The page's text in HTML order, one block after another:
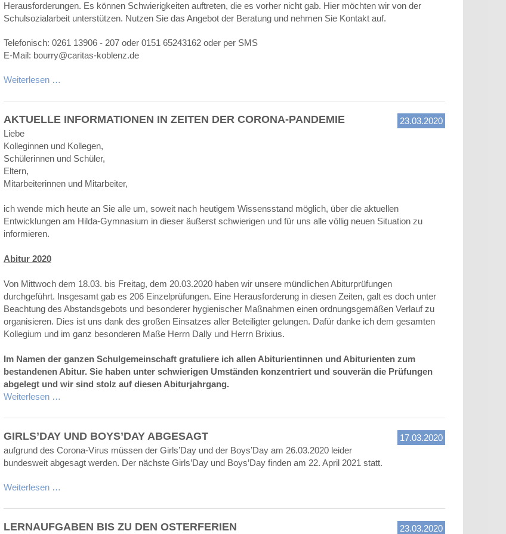
Herausforderungen. Es können Schwierigkeiten auftreten, die es vorher nicht gab. Hier möchten wir von der
Schulsozialarbeit unterstützen. Nutzen Sie das Angebot der Beratung und nehmen Sie Kontakt auf.
Telefonisch: 0261 13906 - 207 oder 0151 65243162 oder per SMS
E-Mail: bourry@caritas-koblenz.de
Weiterlesen …
23.03.2020
AKTUELLE INFORMATIONEN IN ZEITEN DER CORONA-PANDEMIE
Liebe
Kolleginnen und Kollegen,
Schülerinnen und Schüler,
Eltern,
Mitarbeiterinnen und Mitarbeiter,
ich wende mich heute an Sie alle um, soweit nach heutigem Wissensstand möglich, über die aktuellen
Entwicklungen am Hilda-Gymnasium in dieser äußerst schwierigen und für uns alle völlig neuen Situation zu
informieren.
Abitur 2020
Von Mittwoch dem 18.03. bis Freitag, dem 20.03.2020 haben wir unsere mündlichen Abiturprüfungen
durchgeführt. Insgesamt gab es 206 Einzelprüfungen. Eine Herausforderung in diesen Zeiten, galt es doch unter
Beachtung des Abstandsgebots und besonderer hygienischer Maßnahmen einen ordnungsgemäßen Verlauf zu
organisieren. Dies ist uns dank des großen Einsatzes aller Beteiligter gelungen. Dafür danke ich dem gesamten
Kollegium und im ganz besonderen Maße Herrn Dally und Herrn Brixius.
Im Namen der ganzen Schulgemeinschaft gratuliere ich allen Abiturientinnen und Abiturienten zum
bestandenen Abitur. Sie haben unter schwierigen Umständen konzentriert und souverän die Prüfungen
abgelegt und wir sind stolz auf diesen Abiturjahrgang.
Weiterlesen …
17.03.2020
GIRLS’DAY UND BOYS’DAY ABGESAGT
aufgrund des Corona-Virus müssen der Girls’Day und der Boys’Day am 26.03.2020 leider
bundesweit abgesagt werden. Der nächste Girls’Day und Boys’Day finden am 22. April 2021 statt.
Weiterlesen …
23.03.2020
LERNAUFGABEN BIS ZU DEN OSTERFERIEN